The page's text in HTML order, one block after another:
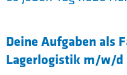
Deine Aufgaben als
Lagerlogistik m/w/d